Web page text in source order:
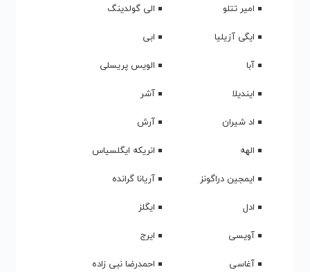
امیر تتلو
الی گولدینگ
ایگی آزیلیا
ابی
آبا
الویس پریسلی
ایندیلا
آشر
اد شیران
آرش
الهه
انریکه ایگلسیاس
ایمجین دراگونز
آریانا گرانده
ادل
ایگلز
آویسی
ایرج
آغاسی
احمدرضا نبی زاده